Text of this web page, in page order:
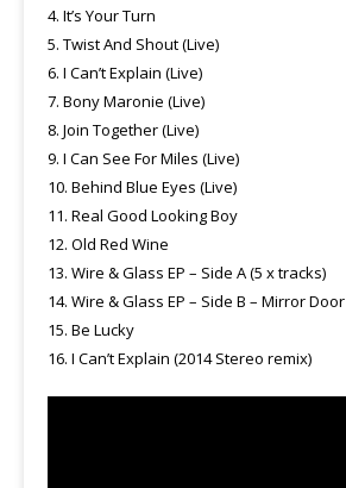
4. It’s Your Turn
5. Twist And Shout (Live)
6. I Can’t Explain (Live)
7. Bony Maronie (Live)
8. Join Together (Live)
9. I Can See For Miles (Live)
10. Behind Blue Eyes (Live)
11. Real Good Looking Boy
12. Old Red Wine
13. Wire & Glass EP – Side A (5 x tracks)
14. Wire & Glass EP – Side B – Mirror Door
15. Be Lucky
16. I Can’t Explain (2014 Stereo remix)